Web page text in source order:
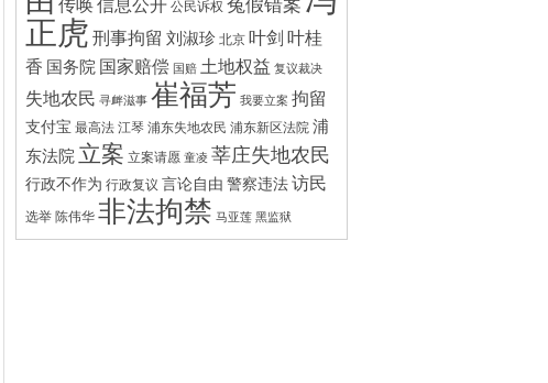
传唤信息公开 公民诉权 冤假错案
正虎 刑事拘留 刘淑珍 北京 叶剑 叶桂
香 国务院 国家赔偿 国赔 土地权益 复议裁决
失地农民 寻衅滋事 崔福芳 我要立案 拘留
支付宝 最高法 江琴 浦东失地农民 浦东新区法院 浦
东法院 立案 立案请愿 童凌 莘庄失地农民
行政不作为 行政复议 言论自由 警察违法 访民
选举 陈伟华 非法拘禁 马亚莲 黑监狱